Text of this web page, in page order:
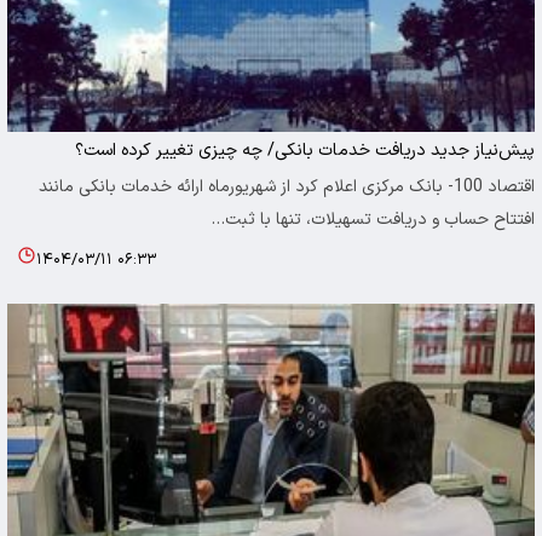
پیش‌نیاز جدید دریافت خدمات بانکی/ چه چیزی تغییر کرده است؟
اقتصاد 100- بانک مرکزی اعلام کرد از شهریورماه ارائه خدمات بانکی مانند
افتتاح حساب و دریافت تسهیلات، تنها با ثبت…
۱۴۰۴/۰۳/۱۱ ۰۶:۳۳